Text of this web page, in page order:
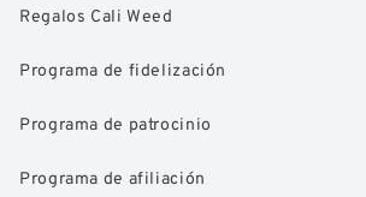
Regalos Cali Weed
Programa de fidelización
Programa de patrocinio
Programa de afiliación